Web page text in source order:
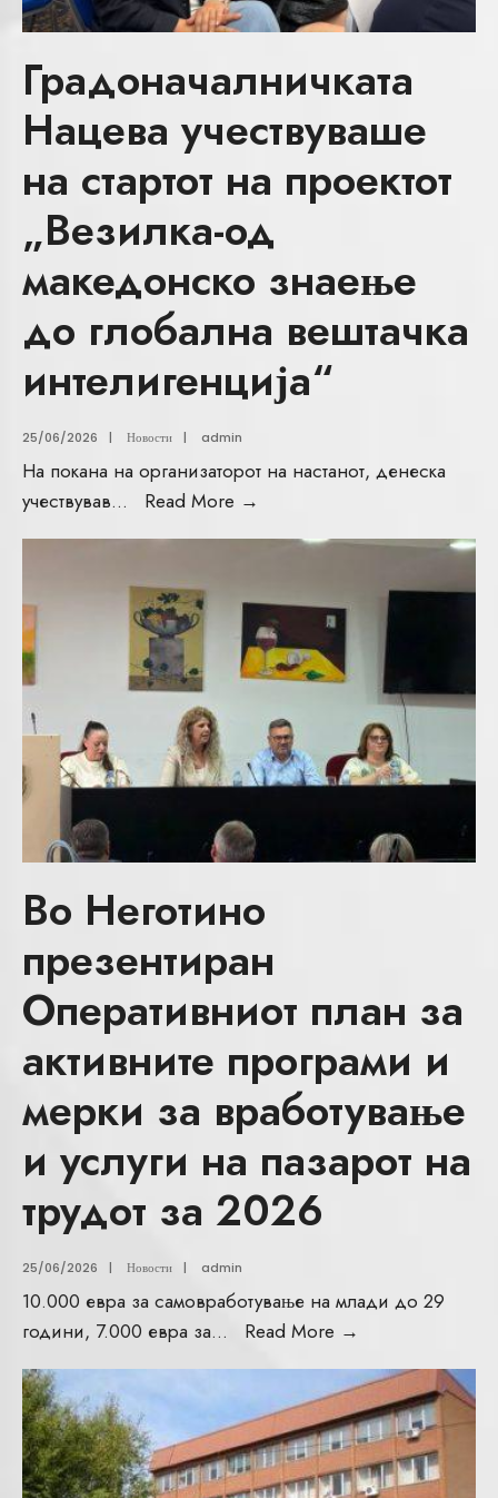
Градоначалничката
Нацева учествуваше
на стартот на проектот
„Везилка-од
македонско знаење
до глобална вештачка
интелигенција“
25/06/2026 | Новости | admin
На покана на организаторот на настанот, денеска
учествував... Read More →
Во Неготино
презентиран
Оперативниот план за
активните програми и
мерки за вработување
и услуги на пазарот на
трудот за 2026
25/06/2026 | Новости | admin
10.000 евра за самовработување на млади до 29
години, 7.000 евра за... Read More →